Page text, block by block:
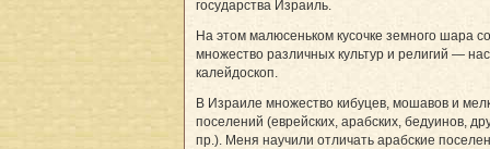
государства Израиль.
На этом малюсеньком кусочке земного шара
множество различных культур и религий —
калейдоскоп.
В Израиле множество кибуцев, мошавов и
поселений (еврейских, арабских, бедуинов,
пр.). Меня научили отличать арабские